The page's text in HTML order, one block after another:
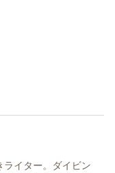
ライター。ダイビン